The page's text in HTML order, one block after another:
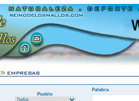
Pueblo
Palabra